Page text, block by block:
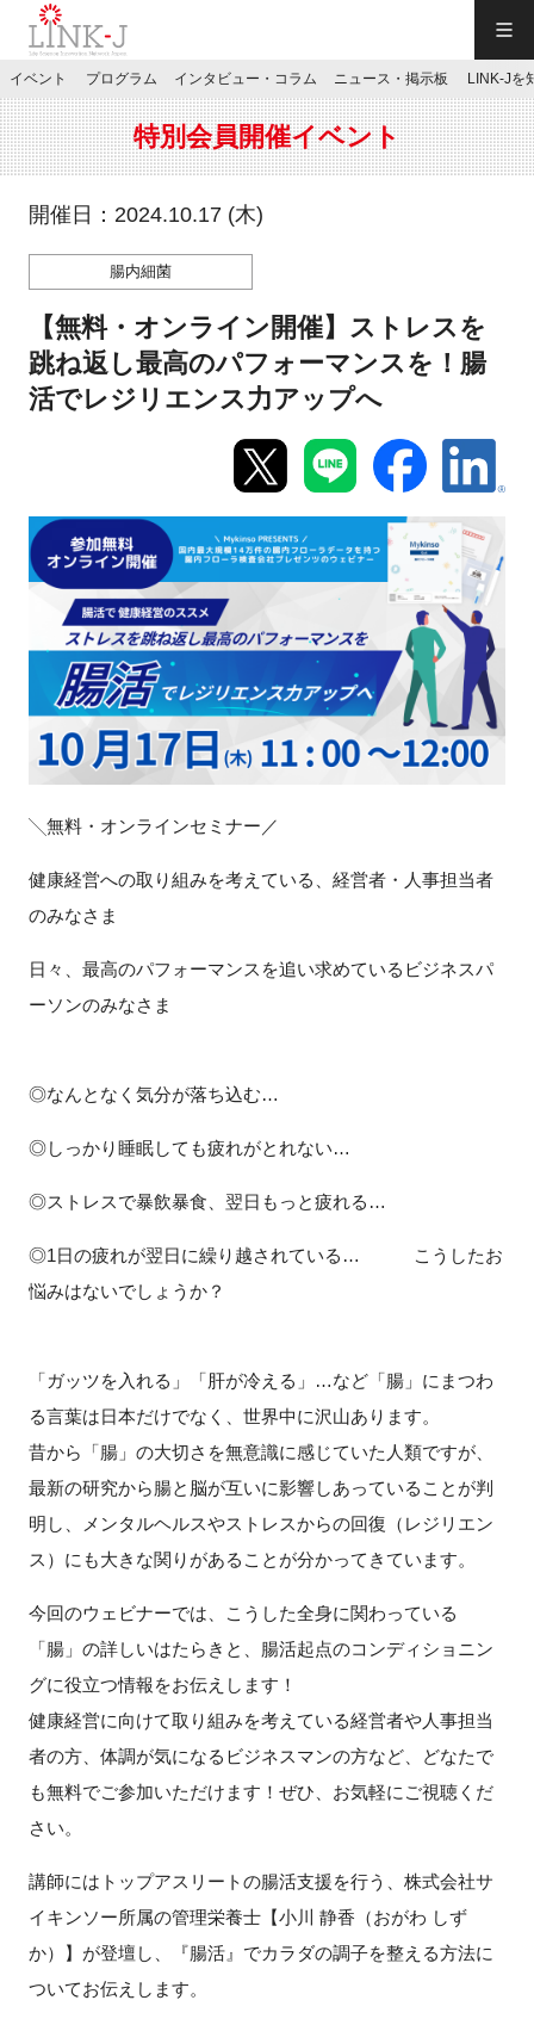
JP／EN
特別会員専用メニュー
施設ご予約
新規登録
イベント
プログラム
インタビュー・コラム
ニュース・掲示板
LINK-Jを知る
特別会員
施設・アクセス
FAQ
イベントお知らせメール登録
閉じる
イベント プログラム インタビュー・コラム ニュース・掲示板 LINK-Jを
特別会員開催イベント
開催日：2024.10.17 (木)
腸内細菌
【無料・オンライン開催】ストレスを
跳ね返し最高のパフォーマンスを！腸
活でレジリエンス力アップへ
╲無料・オンラインセミナー／
健康経営への取り組みを考えている、経営者・人事担当者
のみなさま
日々、最高のパフォーマンスを追い求めているビジネスパ
ーソンのみなさま
◎なんとなく気分が落ち込む…
◎しっかり睡眠しても疲れがとれない…
◎ストレスで暴飲暴食、翌日もっと疲れる…
◎1日の疲れが翌日に繰り越されている… こうしたお
悩みはないでしょうか？
「ガッツを入れる」「肝が冷える」…など「腸」にまつわ
る言葉は日本だけでなく、世界中に沢山あります。
昔から「腸」の大切さを無意識に感じていた人類ですが、
最新の研究から腸と脳が互いに影響しあっていることが判
明し、メンタルヘルスやストレスからの回復（レジリエン
ス）にも大きな関りがあることが分かってきています。
今回のウェビナーでは、こうした全身に関わっている
「腸」の詳しいはたらきと、腸活起点のコンディショニン
グに役立つ情報をお伝えします！
健康経営に向けて取り組みを考えている経営者や人事担当
者の方、体調が気になるビジネスマンの方など、どなたで
も無料でご参加いただけます！ぜひ、お気軽にご視聴くだ
さい。
講師にはトップアスリートの腸活支援を行う、株式会社サ
イキンソー所属の管理栄養士【小川 静香（おがわ しず
か）】が登壇し、『腸活』でカラダの調子を整える方法に
ついてお伝えします。